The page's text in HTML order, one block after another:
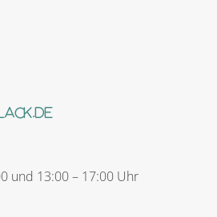
und 13:00 – 17:00 Uhr